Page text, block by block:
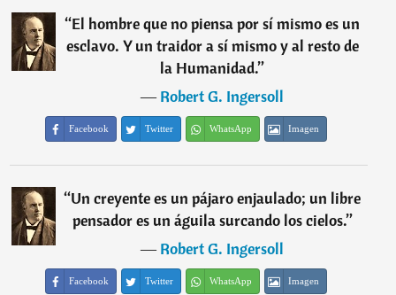
“El hombre que no piensa por sí mismo es un
esclavo. Y un traidor a sí mismo y al resto de
la Humanidad.”
―Robert G. Ingersoll
Facebook Twitter WhatsApp Imagen
“Un creyente es un pájaro enjaulado; un libre
pensador es un águila surcando los cielos.”
―Robert G. Ingersoll
Facebook Twitter WhatsApp Imagen